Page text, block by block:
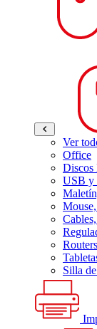
Ver
Office
Discos
USB y
Silla